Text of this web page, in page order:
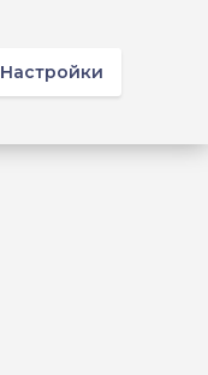
Настройки